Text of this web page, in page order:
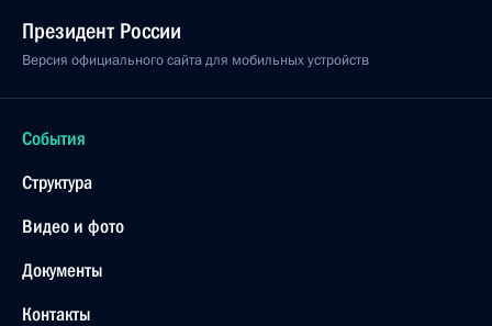
Президент России
Версия официального сайта для мобильных устройств
События
Структура
Видео и фото
Документы
Контакты